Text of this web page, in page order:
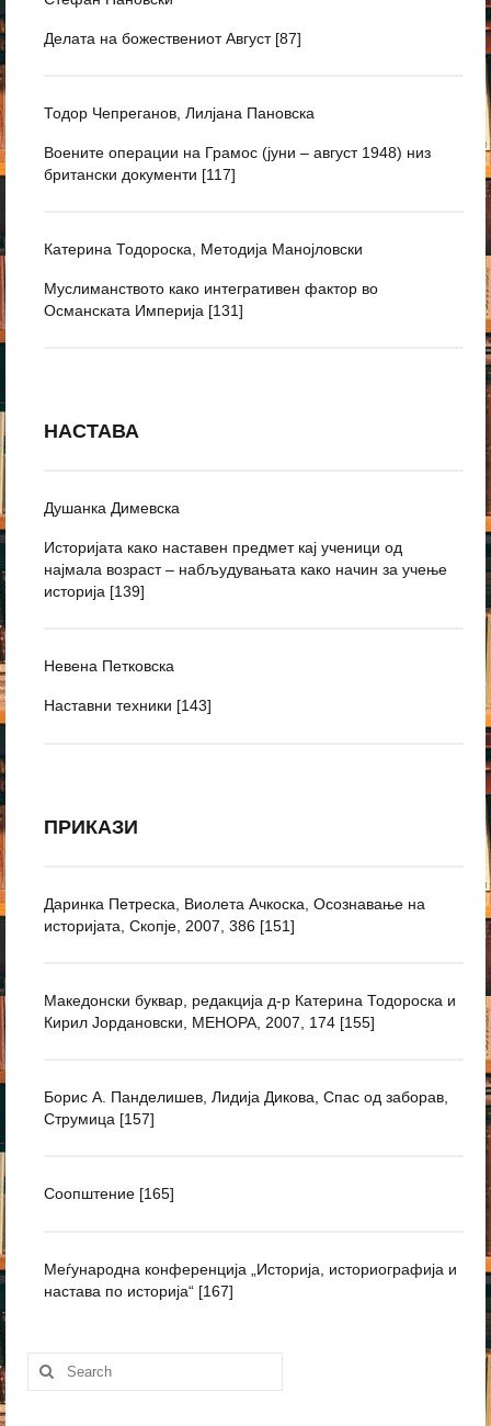
Делата на божествениот Август [87]
Тодор Чепреганов, Лилјана Пановска
Воените операции на Грамос (јуни – август 1948) низ
британски документи [117]
Катерина Тодороска, Методија Манојловски
Муслиманството како интегративен фактор во
Османската Империја [131]
НАСТАВА
Душанка Димевска
Историјата како наставен предмет кај ученици од
најмала возраст – набљудувањата како начин за учење
историја [139]
Невена Петковска
Наставни техники [143]
ПРИКАЗИ
Даринка Петреска, Виолета Ачкоска, Осознавање на
историјата, Скопје, 2007, 386 [151]
Македонски буквар, редакција д-р Катерина Тодороска и
Кирил Јордановски, МЕНОРА, 2007, 174 [155]
Борис А. Панделишев, Лидија Дикова, Спас од заборав,
Струмица [157]
Соопштение [165]
Меѓународна конференција „Историја, историографија и
настава по историја“ [167]
Search
for: